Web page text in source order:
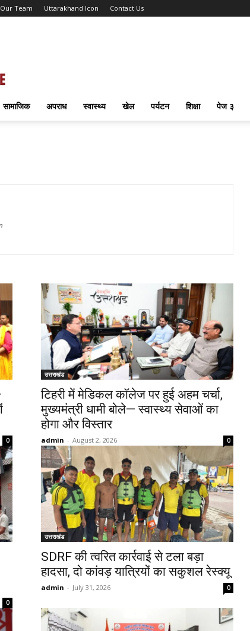
Our Team Uttarakhand Icon Contact Us
सामाजिक अपराध स्वास्थ्य खेल पर्यटन शिक्षा पेज ३
0
उत्तराखंड
टिहरी में मेडिकल कॉलेज पर हुई अहम चर्चा,
मुख्यमंत्री धामी बोले— स्वास्थ्य सेवाओं का
होगा और विस्तार
admin - August 2, 2026 0
0
उत्तराखंड
SDRF की त्वरित कार्रवाई से टला बड़ा
हादसा, दो कांवड़ यात्रियों का सकुशल रेस्क्यू
admin - July 31, 2026 0